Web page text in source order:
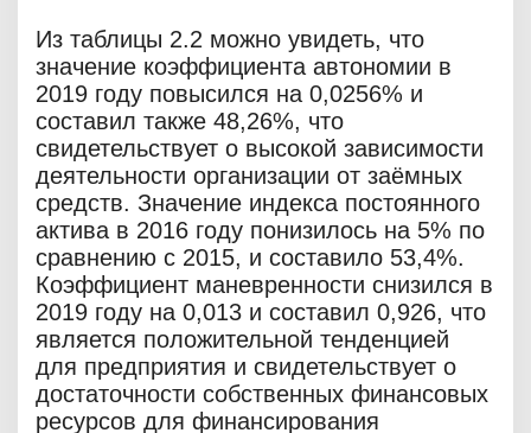
Из таблицы 2.2 можно увидеть, что
значение коэффициента автономии в
2019 году повысился на 0,0256% и
составил также 48,26%, что
свидетельствует о высокой зависимости
деятельности организации от заёмных
средств. Значение индекса постоянного
актива в 2016 году понизилось на 5% по
сравнению с 2015, и составило 53,4%.
Коэффициент маневренности снизился в
2019 году на 0,013 и составил 0,926, что
является положительной тенденцией
для предприятия и свидетельствует о
достаточности собственных финансовых
ресурсов для финансирования